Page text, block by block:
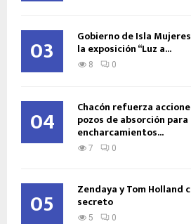
03 Gobierno de Isla
la exposición “Luz a...
8 0
04 Chacón refuerza
pozos de absorción
encharcamientos...
7 0
05 Zendaya y Tom Holland
secreto
5 0